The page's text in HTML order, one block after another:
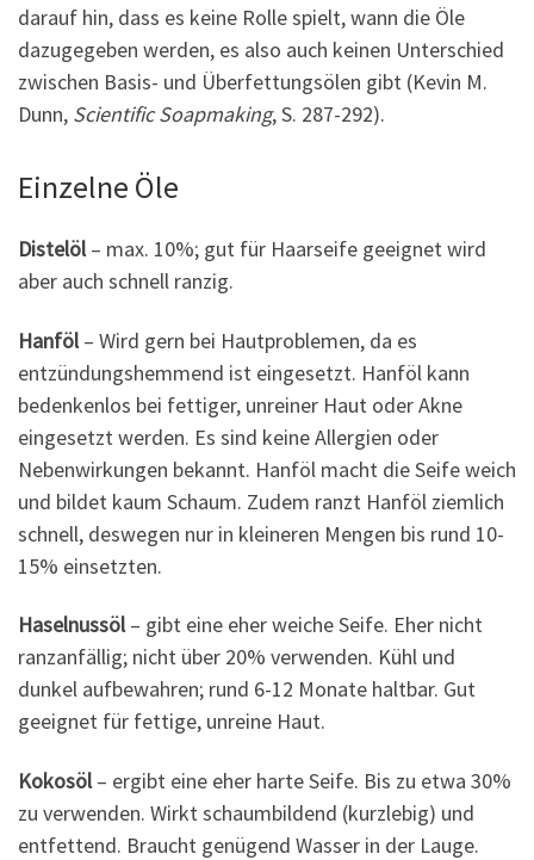
darauf hin, dass es keine Rolle spielt, wann die Öle
dazugegeben werden, es also auch keinen Unterschied
zwischen Basis- und Überfettungsölen gibt (Kevin M.
Dunn, Scientific Soapmaking, S. 287-292).
Einzelne Öle
Distelöl– max. 10%; gut für Haarseife geeignet wird
aber auch schnell ranzig.
Hanföl– Wird gern bei Hautproblemen, da es
entzündungshemmend ist eingesetzt. Hanföl kann
bedenkenlos bei fettiger, unreiner Haut oder Akne
eingesetzt werden. Es sind keine Allergien oder
Nebenwirkungen bekannt. Hanföl macht die Seife weich
und bildet kaum Schaum. Zudem ranzt Hanföl ziemlich
schnell, deswegen nur in kleineren Mengen bis rund 10-
15% einsetzten.
Haselnussöl– gibt eine eher weiche Seife. Eher nicht
ranzanfällig; nicht über 20% verwenden. Kühl und
dunkel aufbewahren; rund 6-12 Monate haltbar. Gut
geeignet für fettige, unreine Haut.
Kokosöl– ergibt eine eher harte Seife. Bis zu etwa 30%
zu verwenden. Wirkt schaumbildend (kurzlebig) und
entfettend. Braucht genügend Wasser in der Lauge.